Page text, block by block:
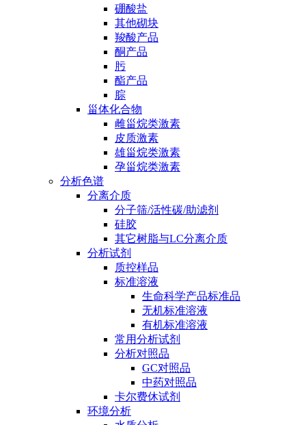
硼酸盐
其他砌块
羧酸产品
酮产品
肟
酯产品
腙
甾体化合物
雌甾烷类激素
皮质激素
雄甾烷类激素
孕甾烷类激素
分析色谱
分离介质
分子筛/活性碳/助滤剂
硅胶
其它树脂与LC分离介质
分析试剂
质控样品
标准溶液
生命科学产品标准品
无机标准溶液
有机标准溶液
常用分析试剂
分析对照品
GC对照品
中药对照品
卡尔费休试剂
环境分析